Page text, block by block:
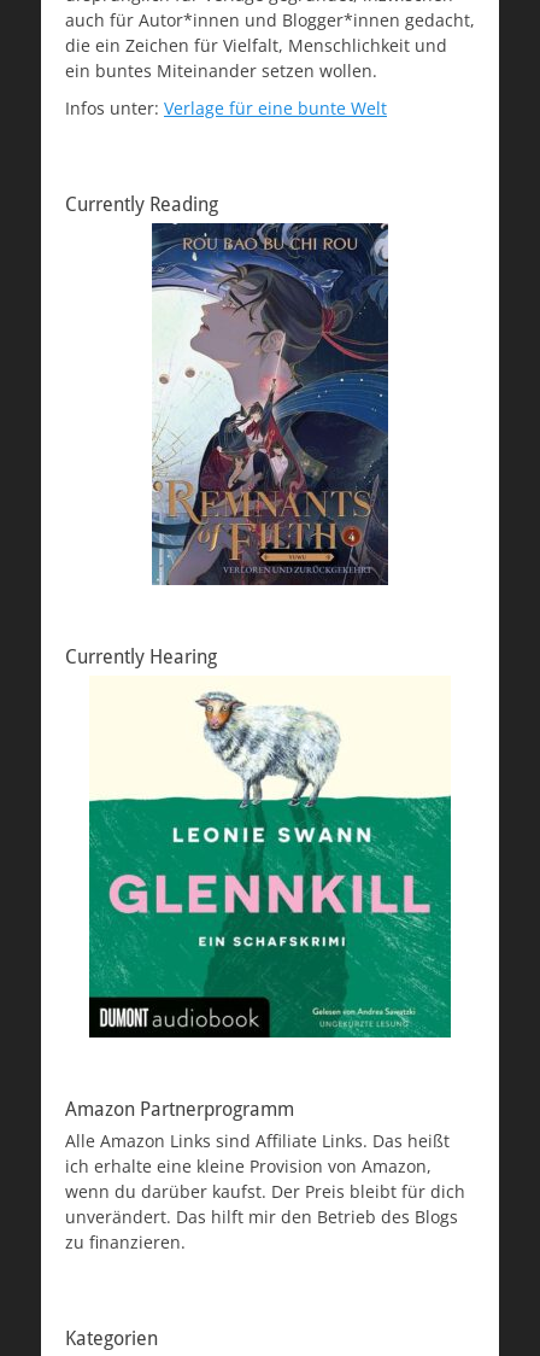
auch für Autor*innen und Blogger*innen gedacht,
die ein Zeichen für Vielfalt, Menschlichkeit und
ein buntes Miteinander setzen wollen.
Infos unter: Verlage für eine bunte Welt
Currently Reading
Currently Hearing
Amazon Partnerprogramm
Alle Amazon Links sind Affiliate Links. Das heißt
ich erhalte eine kleine Provision von Amazon,
wenn du darüber kaufst. Der Preis bleibt für dich
unverändert. Das hilft mir den Betrieb des Blogs
zu finanzieren.
Kategorien